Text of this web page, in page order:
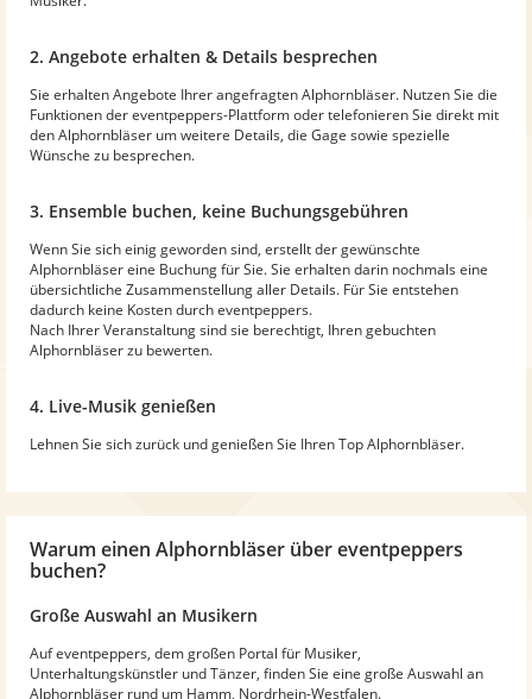
2. Angebote erhalten & Details besprechen
Sie erhalten Angebote Ihrer angefragten Alphornbläser. Nutzen Sie die
Funktionen der eventpeppers-Plattform oder telefonieren Sie direkt mit
den Alphornbläser um weitere Details, die Gage sowie spezielle
Wünsche zu besprechen.
3. Ensemble buchen, keine Buchungsgebühren
Wenn Sie sich einig geworden sind, erstellt der gewünschte
Alphornbläser eine Buchung für Sie. Sie erhalten darin nochmals eine
übersichtliche Zusammenstellung aller Details. Für Sie entstehen
dadurch keine Kosten durch eventpeppers.
Nach Ihrer Veranstaltung sind sie berechtigt, Ihren gebuchten
Alphornbläser zu bewerten.
4. Live-Musik genießen
Lehnen Sie sich zurück und genießen Sie Ihren Top Alphornbläser.
Warum einen Alphornbläser über eventpeppers
buchen?
Große Auswahl an Musikern
Auf eventpeppers, dem großen Portal für Musiker,
Unterhaltungskünstler und Tänzer, finden Sie eine große Auswahl an
Alphornbläser rund um Hamm, Nordrhein-Westfalen.